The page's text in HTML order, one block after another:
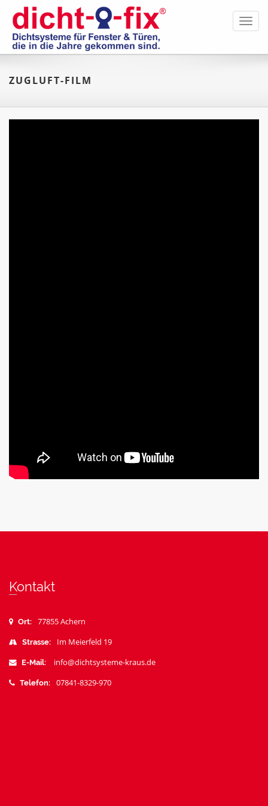
ZUGLUFT-FILM
Kontakt
Ort: 77855 Achern
Strasse: Im Meierfeld 19
E-Mail: info@dichtsysteme-kraus.de
Telefon: 07841-8329-970